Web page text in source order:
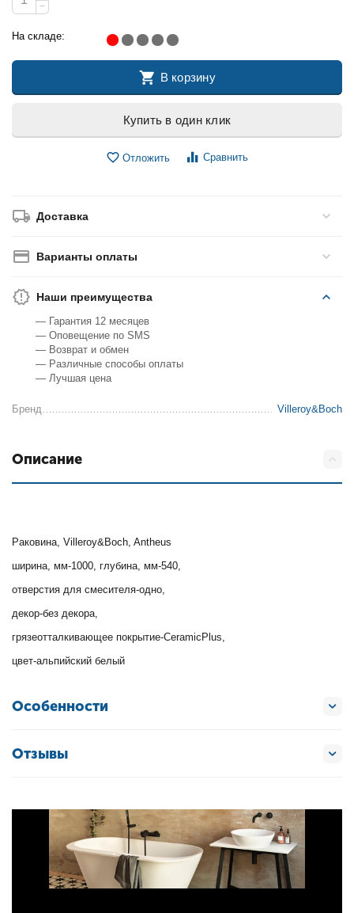
−
На складе:
В корзину
Купить в один клик
Отложить Сравнить
Доставка
Варианты оплаты
Наши преимущества
— Гарантия 12 месяцев
— Оповещение по SMS
— Возврат и обмен
— Различные способы оплаты
— Лучшая цена
Бренд Villeroy&Boch
Описание
Раковина, Villeroy&Boch, Antheus
ширина, мм-1000, глубина, мм-540,
отверстия для смесителя-одно,
декор-без декора,
грязеотталкивающее покрытие-CeramicPlus,
цвет-альпийский белый
Особенности
Отзывы